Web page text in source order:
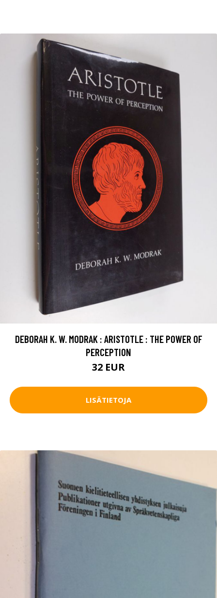
DEBORAH K. W. MODRAK : ARISTOTLE : THE POWER OF
PERCEPTION
32 EUR
LISÄTIETOJA